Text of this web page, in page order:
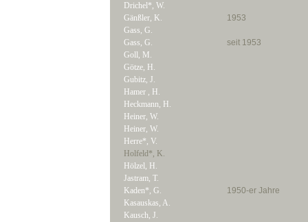
Drichel*, W.
Gänßler, K.
Gass, G.
Gass, G.
Goll, M.
Götze, H.
Gubitz, J.
Hamer , H.
Heckmann, H.
Heiner, W.
Heiner, W.
Herre*, V.
Holfeld*, K.
Hölzel, H.
Jastram, T.
Kaden*, G.
Kasauskas, A.
Kausch, J.
1953
seit 1953
1950-er Jahre